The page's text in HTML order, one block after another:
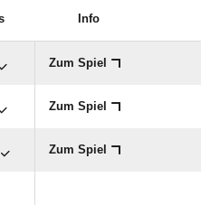
Info
Zum Spiel
Zum Spiel
Zum Spiel